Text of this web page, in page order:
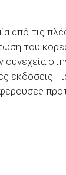
από τις
του
συνεχεία
εκδόσεις.